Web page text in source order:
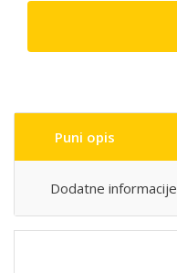
Puni opis
Dodatne informacije